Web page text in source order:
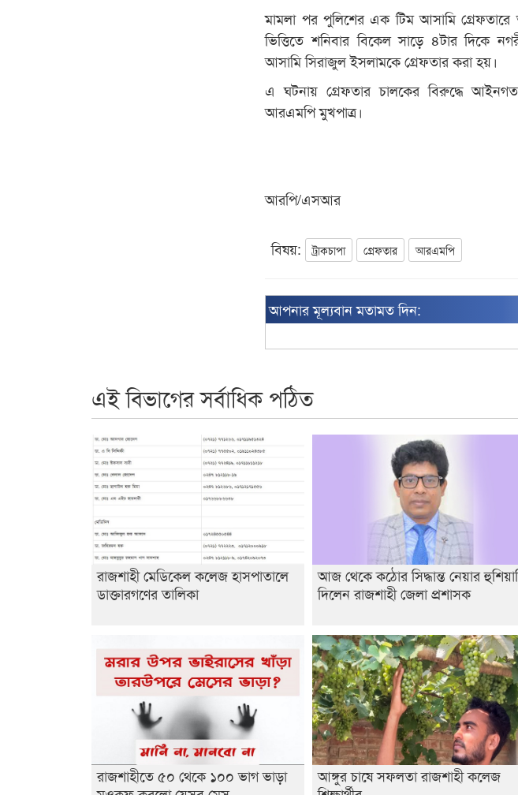
মামলা পর পুলিশের এক টিম আসামি
ভিত্তিতে শনিবার বিকেল সাড়ে ৪টার দিকে
আসামি সিরাজুল ইসলামকে গ্রেফতার করা হয়।
এ ঘটনায় গ্রেফতার চালকের বিরুদ্ধে
আরএমপি মুখপাত্র।
আরপি/এসআর
বিষয়: ট্রাকচাপা গ্রেফতার আরএমপি
আপনার মূল্যবান মতামত দিন:
এই বিভাগের সর্বাধিক পঠিত
রাজশাহী মেডিকেল কলেজ হাসপাতালে
ডাক্তারগণের তালিকা
আজ থেকে কঠোর সিদ্ধান্ত নেয়ার
দিলেন রাজশাহী জেলা প্রশাসক
রাজশাহীতে ৫০ থেকে ১০০ ভাগ ভাড়া
আঙ্গুর চাষে সফলতা রাজশাহী কলেজ